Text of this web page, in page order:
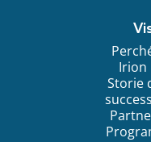
Irion
Storie